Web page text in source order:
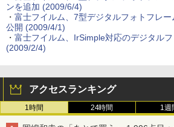
ンを追加 (2009/6/4)
・ 富士フイルム、7型デジタルフォトフレ
公開 (2009/4/1)
・ 富士フイルム、IrSimple対応のデジタル
(2009/2/4)
アクセスランキング
1時間 24時間 1週